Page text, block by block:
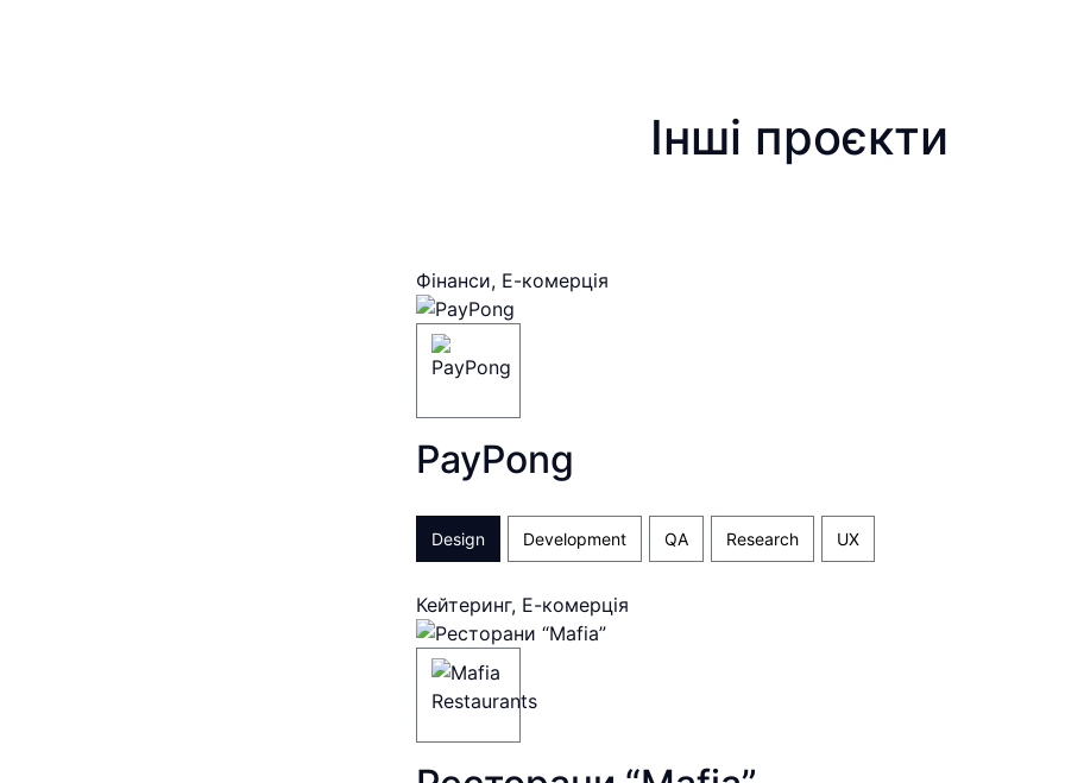
Інші проєкти
Фінанси, Е-комерція
PayPong
Design Development QA Research UX
Кейтеринг, Е-комерція